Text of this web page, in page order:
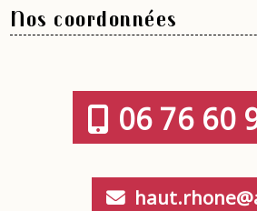
Nos coordonnées
06 76 60